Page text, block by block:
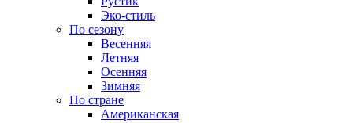
Эко-стиль
По сезону
Весенняя
Летняя
Осенняя
Зимняя
По стране
Американская